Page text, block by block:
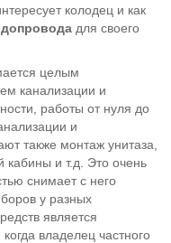
колодец и как
для своего
целым
канализации и
работы от нуля до
и
также монтаж унитаза,
и т.д. Это очень
снимает с него
у разных
является
владелец частного